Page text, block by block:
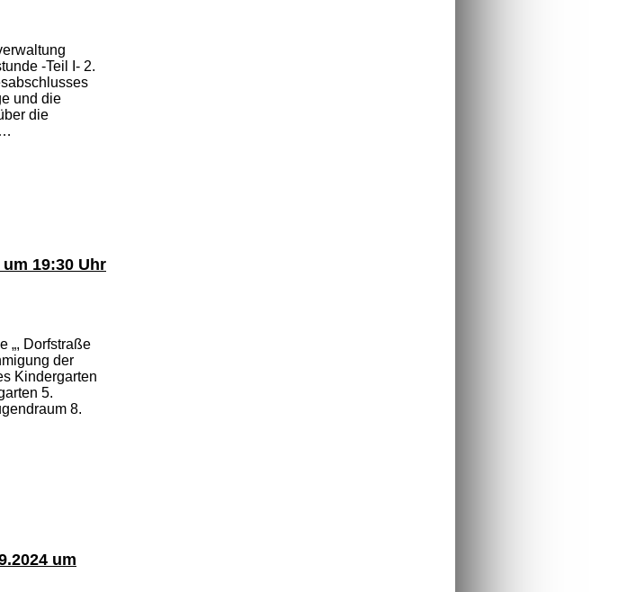
-Teil I- 2.
und die
die
19:30 Uhr
„, Dorfstraße
der
Kindergarten
5.
8.
um